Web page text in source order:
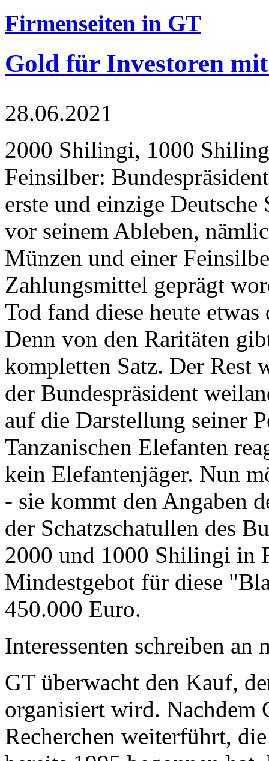
Firmenseiten in GT
Gold für Investoren
28.06.2021
2000 Shilingi, 1000
Feinsilber:
erste und einzige Deutsche
vor seinem Ableben,
Münzen und einer
Zahlungsmittel geprägt
Tod fand diese heute
Denn von den Raritäten
kompletten Satz. Der Rest
der Bundespräsident
auf die Darstellung seiner
Tanzanischen Elefanten
kein Elefantenjäger. Nun
- sie kommt den Angaben
der Schatzschatullen des
2000 und 1000 Shilingi in
Mindestgebot für diese
450.000 Euro.
Interessenten schreiben
GT überwacht den Kauf,
organisiert wird. Nachdem
Recherchen weiterführt,